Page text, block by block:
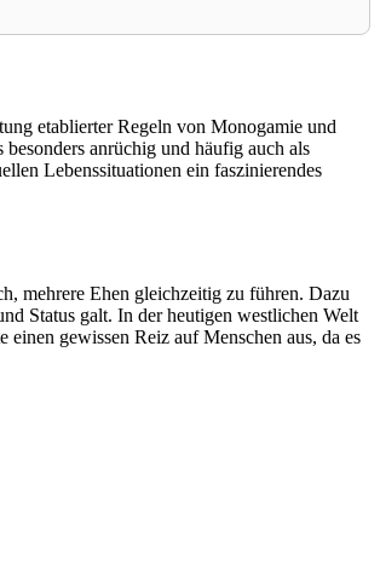
etablierter Regeln von Monogamie und
anrüchig und häufig auch als
Lebenssituationen ein faszinierendes
mehrere Ehen gleichzeitig zu führen. Dazu
Status galt. In der heutigen westlichen Welt
gewissen Reiz auf Menschen aus, da es